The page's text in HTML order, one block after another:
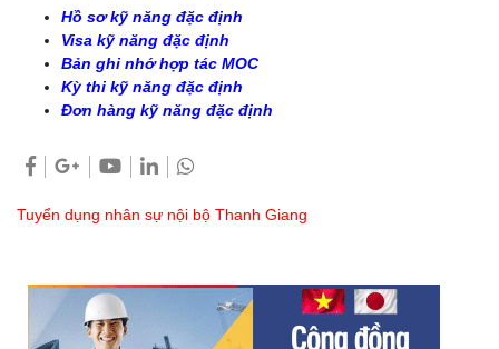
Hồ sơ kỹ năng đặc định
Visa kỹ năng đặc định
Bản ghi nhớ hợp tác MOC
Kỳ thi kỹ năng đặc định
Đơn hàng kỹ năng đặc định
Tuyển dụng nhân sự nội bộ Thanh Giang